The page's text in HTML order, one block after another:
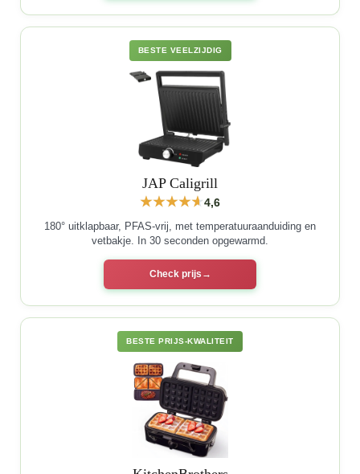
BESTE VEELZIJDIG
JAP Caligrill
4,6
180° uitklapbaar, PFAS-vrij, met temperatuuraanduiding en
vetbakje. In 30 seconden opgewarmd.
Check prijs
BESTE PRIJS-KWALITEIT